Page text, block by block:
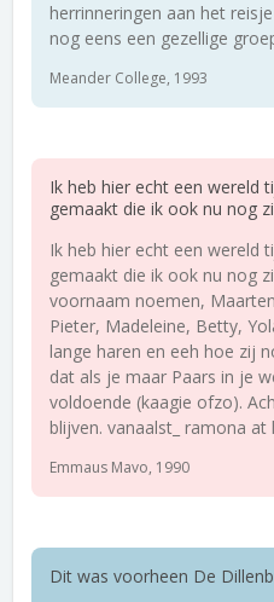
herrinneringen aan het
nog eens een gezellige
Meander College, 1993
Ik heb hier echt een wereld
gemaakt die ik ook nu nog
Ik heb hier echt een wereld
gemaakt die ik ook nu nog
voornaam noemen,
Pieter, Madeleine, Betty,
lange haren en eeh hoe zij
dat als je maar Paars in je
voldoende (kaagie ofzo).
blijven. vanaalst_ ramona
Emmaus Mavo, 1990
Dit was voorheen De